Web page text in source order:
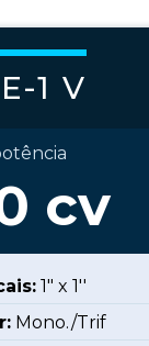
1 V
cv
1" x 1''
Mono./Trif